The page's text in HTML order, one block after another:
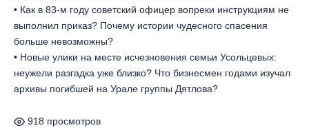
• Как в 83-м году советский офицер вопреки инструкциям не
выполнил приказ? Почему истории чудесного спасения
больше невозможны?
• Новые улики на месте исчезновения семьи Усольцевых:
неужели разгадка уже близко? Что бизнесмен годами изучал
архивы погибшей на Урале группы Дятлова?
918 просмотров